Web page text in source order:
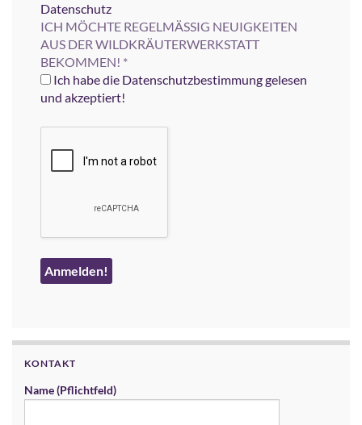
Datenschutz
ICH MÖCHTE REGELMÄSSIG NEUIGKEITEN
AUS DER WILDKRÄUTERWERKSTATT
BEKOMMEN! *
Ich habe die Datenschutzbestimmung gelesen
und akzeptiert!
KONTAKT
Name (Pflichtfeld)